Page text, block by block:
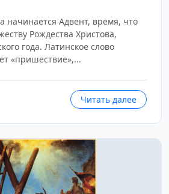
начинается Адвент, время, что
Рождества Христова,
года. Латинское слово
«пришествие»,...
Читать далее